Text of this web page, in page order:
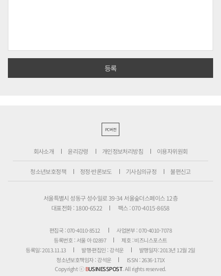
PC버전
회사소개 윤리강령 개인정보처리방침 이용자위원회
청소년보호정책 정정·반론보도 기사심의규정 불편신고
서울특별시 성동구 성수일로 39-34 서울숲더스페이스 12층
대표전화 : 1800-6522
팩스 : 070-4015-8658
편집국 : 070-4010-8512
사업본부 : 070-4010-7078
등록번호 : 서울 아 02897
제호 : 비즈니스포스트
등록일: 2013.11.13
발행·편집인 : 강석운
발행일자: 2013년 12월 2일
청소년보호책임자 : 강석운
ISSN : 2636-171X
Copyright ⓒBUSINESSPOST. All rights reserved.